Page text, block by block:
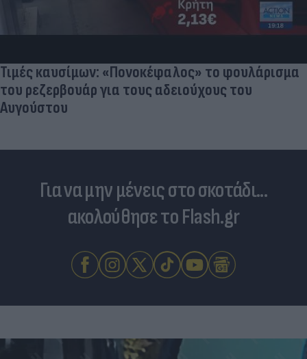
Γιατί ξαναπαίρνουμε το χαμένο βάρος; Ο ρόλος
του βιολογικού προγραμματισμού μας
Για να μην μένεις στο σκοτάδι...
ακολούθησε το Flash.gr